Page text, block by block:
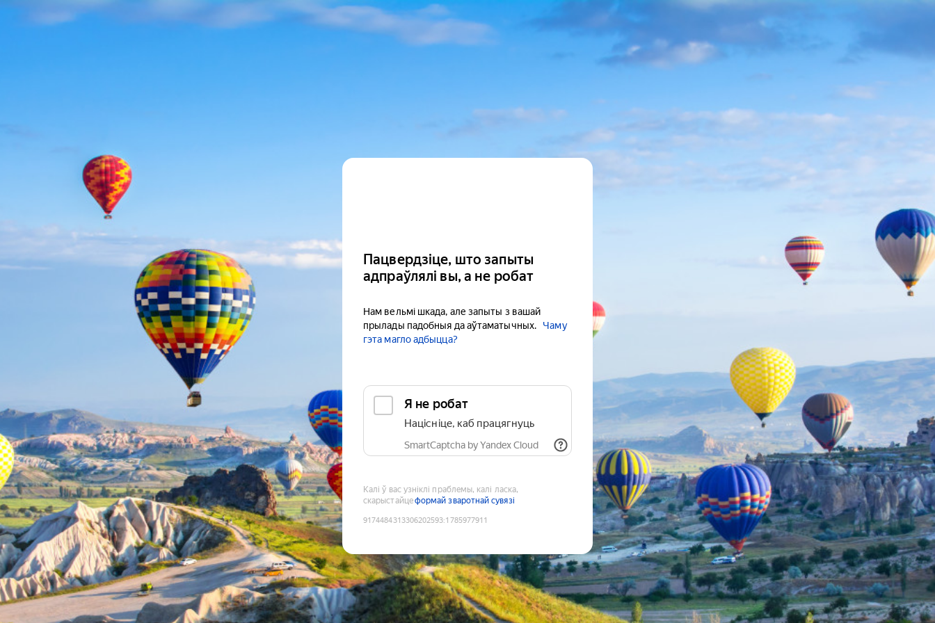
Пацвердзіце, што запыты
адпраўлялі вы, а не робат
Нам вельмі шкада, але запыты з вашай
прылады падобныя да аўтаматычных.
Чаму
гэта магло адбыцца?
Я не робат
Націсніце, каб працягнуць
SmartCaptcha by Yandex Cloud
Калі ў вас узніклі праблемы, калі ласка,
скарыстайцеформай зваротнай сувязі
9174484313306202593:1785977911